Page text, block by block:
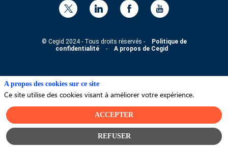
© Cegid 2024 - Tous droits réservés -
Politique de
confidentialité
- A propos de Cegid
A propos des cookies sur ce site
Ce site utilise des cookies visant à améliorer votre expérience.
ACCEPTER
REFUSER